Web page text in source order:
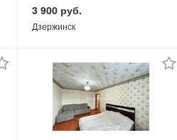
jig 21l 2,1m 4-16g.
3 900 руб.
Дзержинск